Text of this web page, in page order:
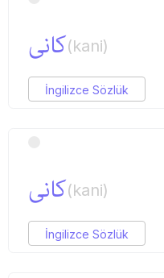
كانی(kani)
İngilizce Sözlük
كانی(kani)
İngilizce Sözlük